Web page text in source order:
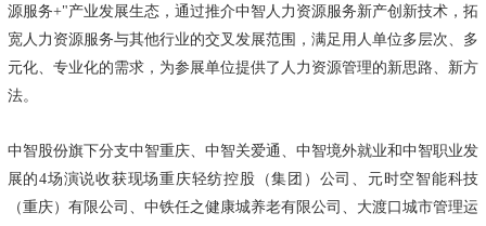
源服务+"产业发展生态，通过推介中智人力资源服务新产创新技术，拓
宽人力资源服务与其他行业的交叉发展范围，满足用人单位多层次、多
元化、专业化的需求，为参展单位提供了人力资源管理的新思路、新方
法。
中智股份旗下分支中智重庆、中智关爱通、中智境外就业和中智职业发
展的4场演说收获现场重庆轻纺控股（集团）公司、元时空智能科技
（重庆）有限公司、中铁任之健康城养老有限公司、大渡口城市管理运